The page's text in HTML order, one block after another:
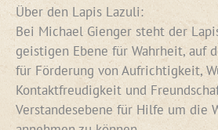
Über den Lapis Lazuli:
Bei Michael Gienger steht der
geistigen Ebene für Wahrheit, auf
für Förderung von Aufrichtigkeit,
Kontaktfreudigkeit und
Verstandesebene für Hilfe um die